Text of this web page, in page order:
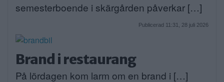
semesterboende i skärgården påverkar […]
Publicerad 11:31, 28 juli 2026
Brand i restaurang
På lördagen kom larm om en brand i […]